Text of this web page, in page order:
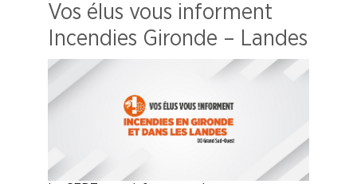
Vos élus vous informent
Incendies Gironde – Landes